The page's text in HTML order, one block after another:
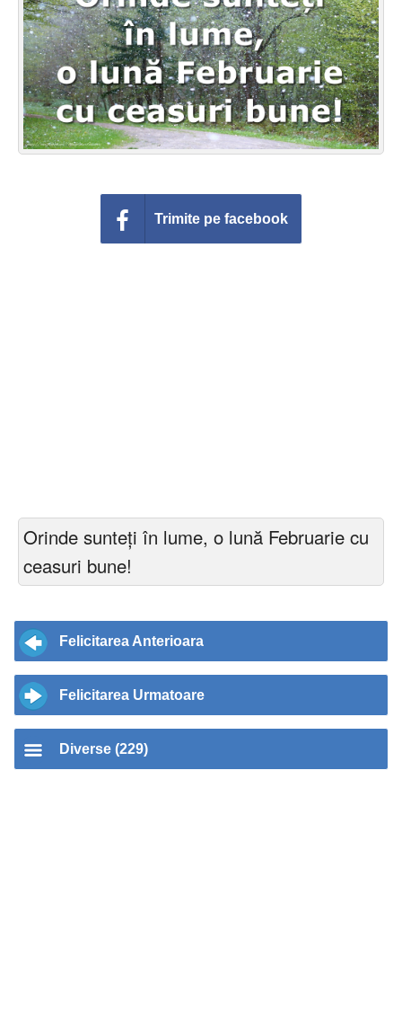
Felicitari zile saptamana
Felicitari muzicale
Felicitari muzicale personalizate
Felicitari animate
Conecteaza-te
Trimite pe facebook
Orinde sunteți în lume, o lună Februarie cu
ceasuri bune!
Felicitarea Anterioara
Felicitarea Urmatoare
Diverse (229)